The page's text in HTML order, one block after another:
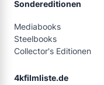
Sondereditionen
Mediabooks
Steelbooks
Collector's Editionen
4kfilmliste.de